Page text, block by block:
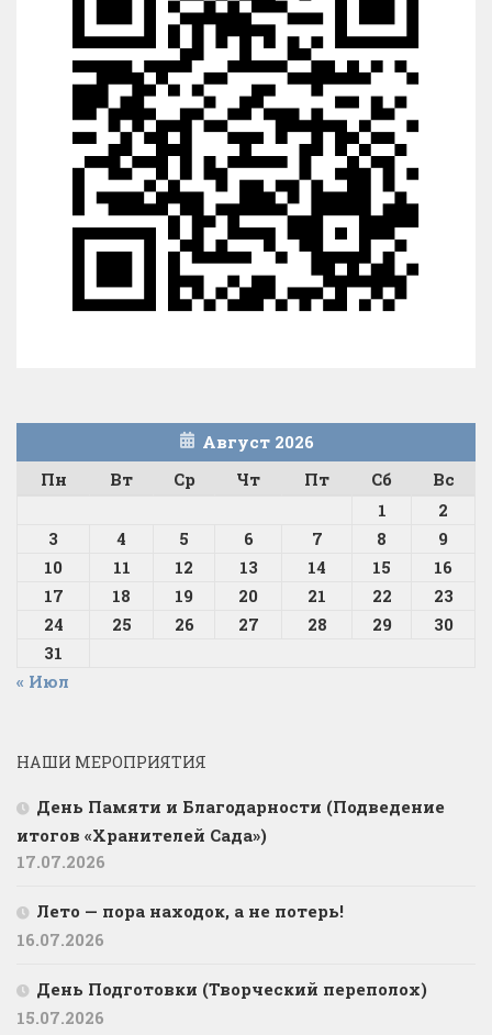
Август 2026
Пн
Вт Ср Чт Пт Сб
Вс
1
2
3
4 5 6 7 8
9
10
11 12 13 14 15
16
17
18 19 20 21 22
23
24
25 26 27 28 29
30
31
« Июл
НАШИ МЕРОПРИЯТИЯ
День Памяти и Благодарности (Подведение
итогов «Хранителей Сада»)
17.07.2026
Лето — пора находок, а не потерь!
16.07.2026
День Подготовки (Творческий переполох)
15.07.2026